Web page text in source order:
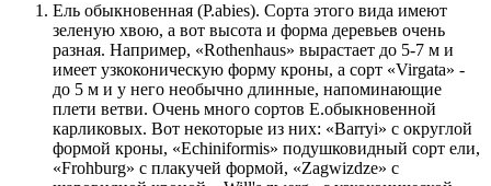
Ель обыкновенная (P.abies). Сорта этого вида имеют
зеленую хвою, а вот высота и форма деревьев очень
разная. Например, «Rothenhaus» вырастает до 5-7 м и
имеет узкоконическую форму кроны, а сорт «Virgata» -
до 5 м и у него необычно длинные, напоминающие
плети ветви. Очень много сортов Е.обыкновенной
карликовых. Вот некоторые из них: «Barryi» с округлой
формой кроны, «Echiniformis» подушковидный сорт ели,
«Frohburg» с плакучей формой, «Zagwizdze» с